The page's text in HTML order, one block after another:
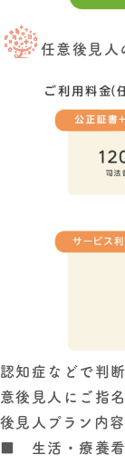
任意後見人
認知症などで判
意後見人にご指
後見人プラン内容
■ 生活・療養